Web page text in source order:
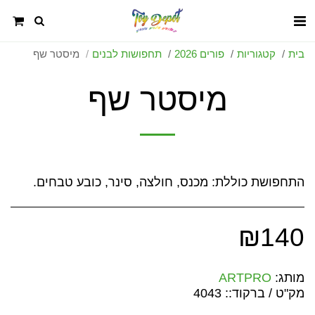
בית קטגוריות פורים 2026 תחפושות לבנים מיסטר שף
מיסטר שף
התחפושת כוללת: מכנס, חולצה, סינר, כובע טבחים.
₪140
מותג: ARTPRO
מק"ט / ברקוד:: 4043